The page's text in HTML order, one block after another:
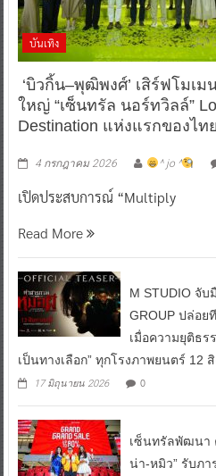
บันเทิง
‘บิวกิ้น–พุฒิพงศ์’ เสิร์ฟโมเ
ใหญ่ “เซ็นทรัล นอร์ทวิลล์”
Destination แห่งแรกของไทย
4 กรกฎาคม 2026 ^ jo ^
เปิดประสบการณ์ “Multiply
Read More
M STUDIO จับ
GROUP ปล่อย
เมื่อความยุติธ
เป็นทางเลือก” ทุกโรงภาพยนตร์ 12
17 มิถุนายน 2026 0
เซ็นทรัลพัฒนา
น่า-หมิว” รับภา